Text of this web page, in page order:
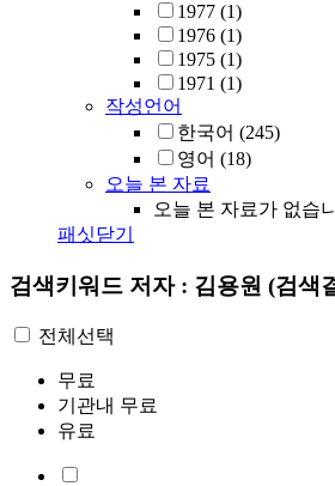
1977 (1)
1976 (1)
1975 (1)
1971 (1)
작성언어
한국어 (245)
영어 (18)
오늘 본 자료
오늘 본 자료가 없습
패싯닫기
검색키워드 저자 : 김용원 (검색
전체선택
무료
기관내 무료
유료